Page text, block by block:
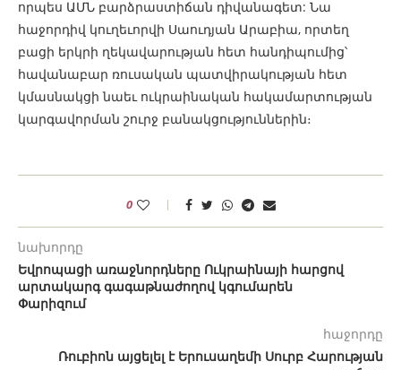
որպես ԱՄՆ բարձրաստիճան դիվանագետ: Նա
հաջորդիվ կուղեւորվի Սաուդյան Արաբիա, որտեղ
բացի երկրի ղեկավարության հետ հանդիպումից՝
հավանաբար ռուսական պատվիրակության հետ
կմասնակցի նաեւ ուկրաինական հակամարտության
կարգավորման շուրջ բանակցություններին։
0
նախորդը
Եվրոպացի առաջնորդները Ուկրաինայի հարցով
արտակարգ գագաթնաժողով կգումարեն
Փարիզում
հաջորդը
Ռուբիոն այցելել է Երուսաղեմի Սուրբ Հարության